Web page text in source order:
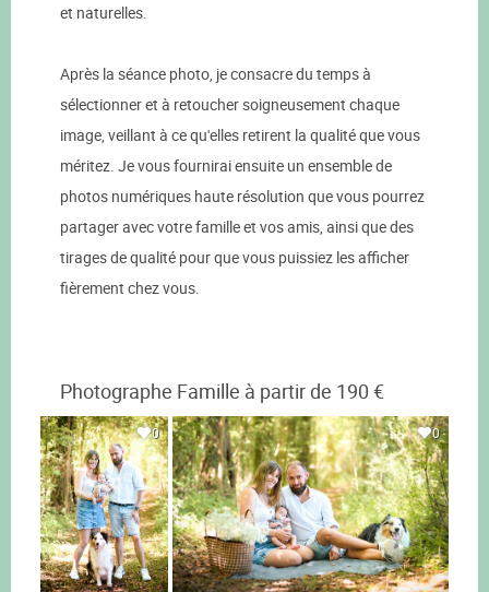
et naturelles.
Après la séance photo, je consacre du temps à
sélectionner et à retoucher soigneusement chaque
image, veillant à ce qu'elles retirent la qualité que vous
méritez. Je vous fournirai ensuite un ensemble de
photos numériques haute résolution que vous pourrez
partager avec votre famille et vos amis, ainsi que des
tirages de qualité pour que vous puissiez les afficher
fièrement chez vous.
Photographe Famille à partir de 190 €
0 0